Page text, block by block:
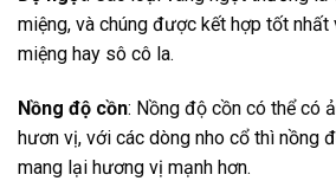
miệng, và chúng được kết hợp tốt nhất
miệng hay sô cô la.
Nồng độ cồn: Nồng độ cồn có thể có
hươn vị, với các dòng nho cổ thì nồng
mang lại hương vị mạnh hơn.